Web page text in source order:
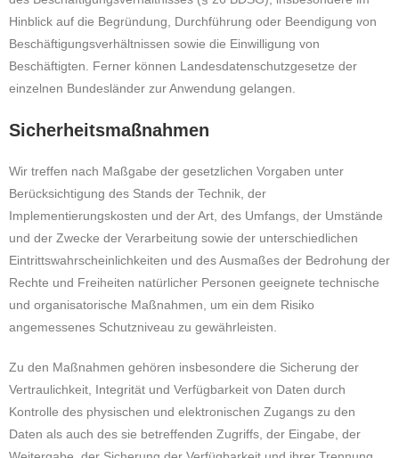
Hinblick auf die Begründung, Durchführung oder Beendigung von
Beschäftigungsverhältnissen sowie die Einwilligung von
Beschäftigten. Ferner können Landesdatenschutzgesetze der
einzelnen Bundesländer zur Anwendung gelangen.
Sicherheitsmaßnahmen
Wir treffen nach Maßgabe der gesetzlichen Vorgaben unter
Berücksichtigung des Stands der Technik, der
Implementierungskosten und der Art, des Umfangs, der Umstände
und der Zwecke der Verarbeitung sowie der unterschiedlichen
Eintrittswahrscheinlichkeiten und des Ausmaßes der Bedrohung der
Rechte und Freiheiten natürlicher Personen geeignete technische
und organisatorische Maßnahmen, um ein dem Risiko
angemessenes Schutzniveau zu gewährleisten.
Zu den Maßnahmen gehören insbesondere die Sicherung der
Vertraulichkeit, Integrität und Verfügbarkeit von Daten durch
Kontrolle des physischen und elektronischen Zugangs zu den
Daten als auch des sie betreffenden Zugriffs, der Eingabe, der